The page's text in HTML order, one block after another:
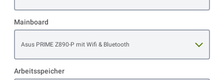
Mainboard
Asus PRIME Z890-P mit Wifi & Bluetooth
Arbeitsspeicher